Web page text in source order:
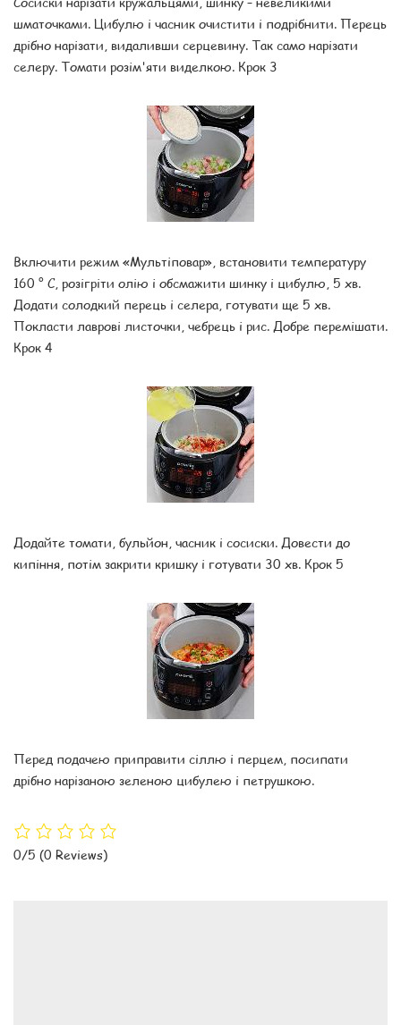
шматочками. Цибулю і часник очистити і подрібнити. Перець
дрібно нарізати, видаливши серцевину. Так само нарізати
селеру. Томати розім'яти виделкою. Крок 3
Включити режим «Мультіповар», встановити температуру
160 ° С, розігріти олію і обсмажити шинку і цибулю, 5 хв.
Додати солодкий перець і селера, готувати ще 5 хв.
Покласти лаврові листочки, чебрець і рис. Добре перемішати.
Крок 4
Додайте томати, бульйон, часник і сосиски. Довести до
кипіння, потім закрити кришку і готувати 30 хв. Крок 5
Перед подачею приправити сіллю і перцем, посипати
дрібно нарізаною зеленою цибулею і петрушкою.
0/5 (0 Reviews)